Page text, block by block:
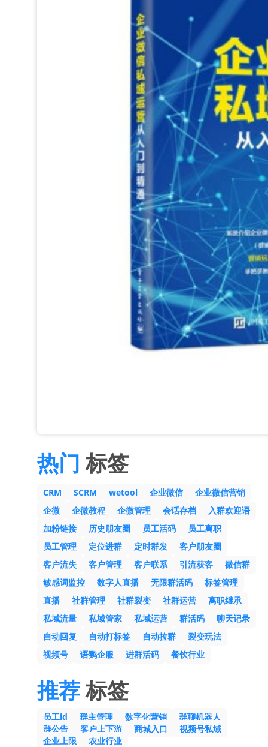
热门 标签
CRM SCRM wetool 企业微信
企业微信营销
企微
企微教程 企微管理 会话存档
入群欢迎语
加粉链接
历史朋友圈 员工活码
员工离职
员工管理
定位进群 定时群发
客户朋友圈
客户流失
客户管理 客户联系 引流获客
微信群
敏感词监控
数字人直播 无限群活码
标签管理
直播
社群管理 社群裂变 社群运营
离职继承
私域流量
私域管家 私域运营 群活码
聊天记录
自动回复
自动打标签 自动拉群
裂变玩法
视频号
语鹦企服 进群活码 餐饮行业
推荐标签
员工id 群主管理 数字化营销
群聊机器人
群公告
客户上下游 商城入口
视频号私域
企业上限
农业行业